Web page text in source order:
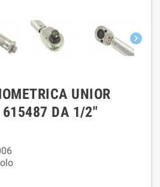

UNIOR
615487 DA 1/2"